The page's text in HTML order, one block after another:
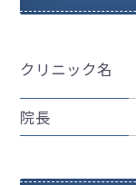
クリニック名
院長